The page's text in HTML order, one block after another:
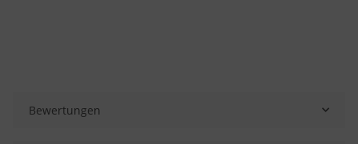
Bewertungen